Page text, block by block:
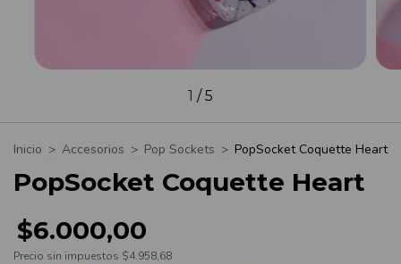
1 /5
Inicio > Accesorios > Pop Sockets > PopSocket Coquette Heart
PopSocket Coquette Heart
$6.000,00
Precio sin impuestos $4.958,68